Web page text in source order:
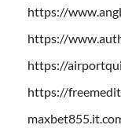
https://
https://
https://
https://